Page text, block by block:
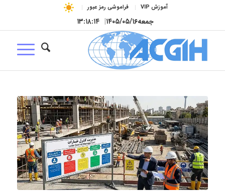
آموزش VIP فراموشی رمز عبور
جمعه۱۴۰۵/۰۵/۱۶| ۱۳:۱۸:۱۵